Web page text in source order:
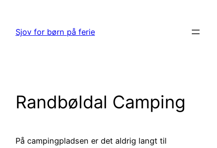
indhold
Sjov for børn på ferie
Randbøldal Camping
På campingpladsen er det aldrig langt til